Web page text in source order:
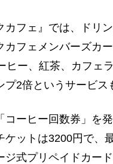
カフェ』では、ドリ
カフェメンバーズカ
ヒー、紅茶、カフェ
プ2倍というサービス
ーヒー回数券」を
ケットは3200円で、
ジ式プリペイドカー